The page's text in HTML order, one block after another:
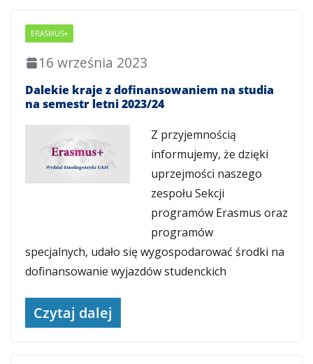
ERASMUS+
16 września 2023
Dalekie kraje z dofinansowaniem na studia
na semestr letni 2023/24
Z przyjemnością
informujemy, że dzięki
uprzejmości naszego
zespołu Sekcji
programów Erasmus oraz
programów
specjalnych, udało się wygospodarować środki na
dofinansowanie wyjazdów studenckich
Czytaj dalej